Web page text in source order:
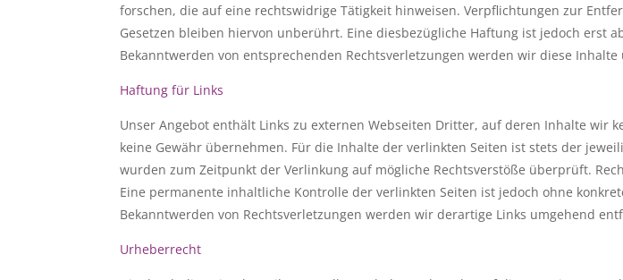
forschen, die auf eine rechtswidrige Tätigkeit hinweisen. Verpflichtungen zur
Gesetzen bleiben hiervon unberührt. Eine diesbezügliche Haftung ist jedoch erst
Bekanntwerden von entsprechenden Rechtsverletzungen werden wir diese
Haftung für Links
Unser Angebot enthält Links zu externen Webseiten Dritter, auf deren Inhalte wir
keine Gewähr übernehmen. Für die Inhalte der verlinkten Seiten ist stets der
wurden zum Zeitpunkt der Verlinkung auf mögliche Rechtsverstöße überprüft.
Eine permanente inhaltliche Kontrolle der verlinkten Seiten ist jedoch ohne
Bekanntwerden von Rechtsverletzungen werden wir derartige Links umgehend
Urheberrecht